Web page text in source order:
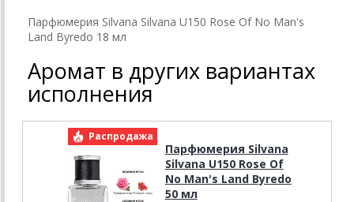
Парфюмерия Silvana Silvana U150 Rose Of No Man's
Land Byredo 18 мл
Аромат в других вариантах
исполнения
Распродажа
Парфюмерия Silvana
Silvana U150 Rose Of
No Man's Land Byredo
50 мл